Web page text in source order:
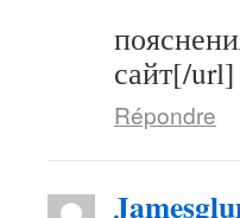
сайт[/url]
Répondre